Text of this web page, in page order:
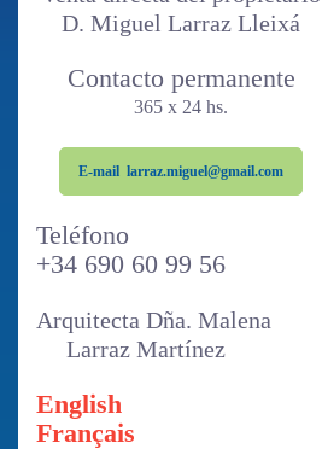
D. Miguel Larraz Lleixá
Contacto permanente
365 x 24 hs.
E-mail larraz.miguel@gmail.com
Teléfono
+34 690 60 99 56
Arquitecta Dña. Malena
Larraz Martínez
English
Français